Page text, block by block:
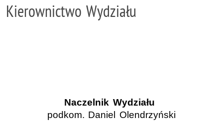
Kierownictwo Wydziału
Naczelnik Wydziału
podkom. Daniel Olendrzyński